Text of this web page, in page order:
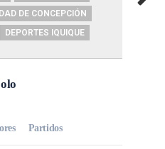
DE CONCEPCIÓN
DEPORTES IQUIQUE